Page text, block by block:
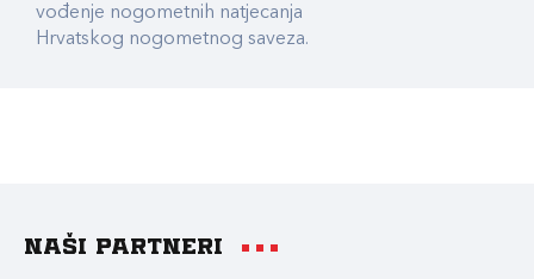
vođenje nogometnih natjecanja
Hrvatskog nogometnog saveza.
Naši partneri